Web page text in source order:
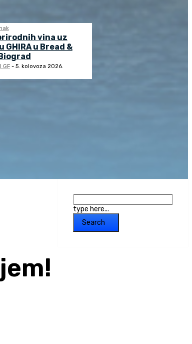
vina uz
GHIRA u Bread &
GF - 5. kolovoza 2026.
type here...
Search